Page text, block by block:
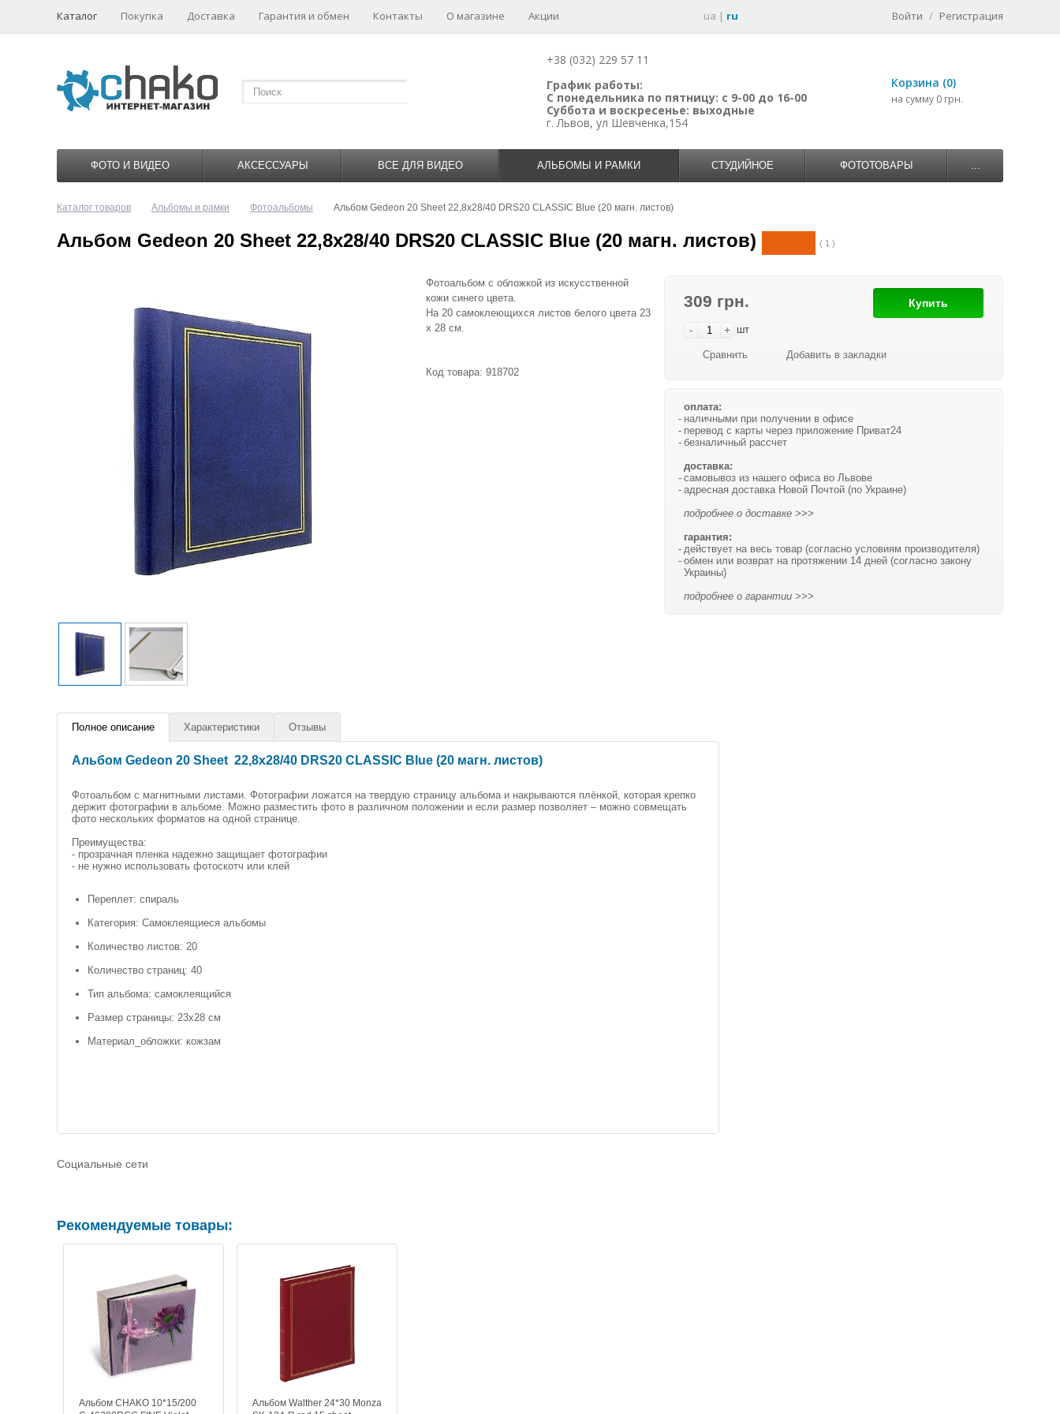
Каталог Покупка Доставка Гарантия и обмен Контакты О магазине Акции ua | ru Войти / Регистрация
+38 (032) 229 57 11
График работы:
С понедельника по пятницу: с 9-00 до 16-00
Суббота и воскресенье: выходные
г. Львов, ул Шевченка,154
Корзина (0)
на сумму 0 грн.
ФОТО И ВИДЕО АКСЕССУАРЫ ВСЕ ДЛЯ ВИДЕО АЛЬБОМЫ И РАМКИ СТУДИЙНОЕ ФОТОТОВАРЫ ...
Каталог товаров Альбомы и рамки Фотоальбомы Альбом Gedeon 20 Sheet 22,8x28/40 DRS20 CLASSIC Blue (20 магн. листов)
Альбом Gedeon 20 Sheet 22,8x28/40 DRS20 CLASSIC Blue (20 магн. листов) ( 1 )
309 грн.
- + шт
Купить
Сравнить Добавить в закладки
оплата:
наличными при получении в офисе
перевод с карты через приложение Приват24
безналичный рассчет
доставка:
самовывоз из нашего офиса во Львове
адресная доставка Новой Почтой (по Украине)
подробнее о доставке >>>
гарантия:
действует на весь товар (согласно условиям производителя)
обмен или возврат на протяжении 14 дней (согласно закону
Украины)
подробнее о гарантии >>>
Фотоальбом с обложкой из искусственной
кожи синего цвета.
На 20 самоклеющихся листов белого цвета 23
х 28 см.
Код товара: 918702
Полное описание Характеристики Отзывы
Альбом Gedeon 20 Sheet 22,8x28/40 DRS20 CLASSIC Blue (20 магн. листов)
Фотоальбом с магнитными листами. Фотографии ложатся на твердую страницу альбома и накрываются плёнкой, которая крепко
держит фотографии в альбоме. Можно разместить фото в различном положении и если размер позволяет – можно совмещать
фото нескольких форматов на одной странице.
Преимущества:
- прозрачная пленка надежно защищает фотографии
- не нужно использовать фотоскотч или клей
Переплет: спираль
Категория: Самоклеящиеся альбомы
Количество листов: 20
Количество страниц: 40
Тип альбома: самоклеящийся
Размер страницы: 23х28 см
Материал_обложки: кожзам
Социальные сети
Рекомендуемые товары:
Альбом CHAKO 10*15/200
Альбом Walther 24*30 Monza